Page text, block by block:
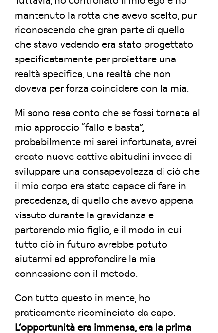
mantenuto la rotta che avevo scelto, pur
riconoscendo che gran parte di quello
che stavo vedendo era stato progettato
specificatamente per proiettare una
realtà specifica, una realtà che non
doveva per forza coincidere con la mia.
Mi sono resa conto che se fossi tornata al
mio approccio “fallo e basta”,
probabilmente mi sarei infortunata, avrei
creato nuove cattive abitudini invece di
sviluppare una consapevolezza di ciò che
il mio corpo era stato capace di fare in
precedenza, di quello che avevo appena
vissuto durante la gravidanza e
partorendo mio figlio, e il modo in cui
tutto ciò in futuro avrebbe potuto
aiutarmi ad approfondire la mia
connessione con il metodo.
Con tutto questo in mente, ho
praticamente ricominciato da capo.
L’opportunità era immensa, era la prima